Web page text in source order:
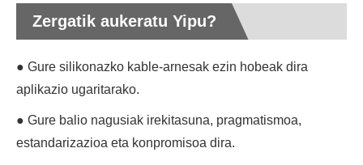
Zergatik aukeratu Yipu?
● Gure silikonazko kable-arnesak ezin hobeak dira
aplikazio ugaritarako.
● Gure balio nagusiak irekitasuna, pragmatismoa,
estandarizazioa eta konpromisoa dira.